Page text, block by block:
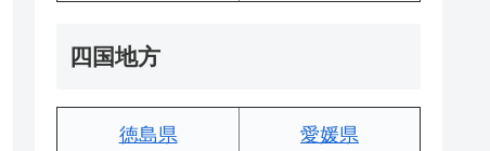
四国地方
徳島県 愛媛県